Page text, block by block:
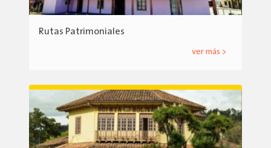
Rutas Patrimoniales
ver más >